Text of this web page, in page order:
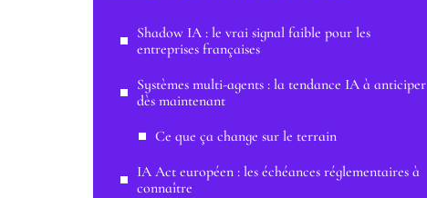
Shadow IA : le vrai signal faible pour les
entreprises françaises
Systèmes multi-agents : la tendance IA à anticiper
dès maintenant
Ce que ça change sur le terrain
IA Act européen : les échéances réglementaires à
connaître